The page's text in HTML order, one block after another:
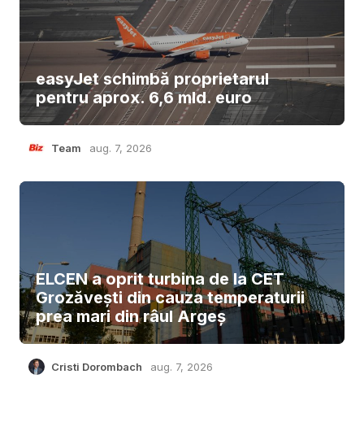
easyJet schimbă proprietarul
pentru aprox. 6,6 mld. euro
Team aug. 7, 2026
ELCEN a oprit turbina de la CET
Grozăvești din cauza temperaturii
prea mari din râul Argeș
Cristi Dorombach aug. 7, 2026